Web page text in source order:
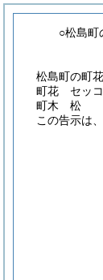
○松島町
松島町の町
町花 セッ
町木 松
この告示は